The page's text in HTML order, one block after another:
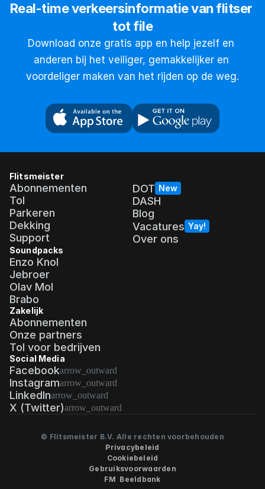
Real-time verkeersinformatie van flitser
tot file
Download onze gratis app en help jezelf en
anderen bij het veiliger, gemakkelijker en
voordeliger maken van het rijden op de weg.
Flitsmeister
Abonnementen
Tol
Parkeren
Dekking
Support
DOT New
DASH
Blog
Vacatures Yay!
Over ons
Soundpacks
Enzo Knol
Jebroer
Olav Mol
Brabo
Zakelijk
Abonnementen
Onze partners
Tol voor bedrijven
Social Media
Facebookarrow_outward
Instagramarrow_outward
LinkedInarrow_outward
X (Twitter)arrow_outward
© Flitsmeister B.V. Alle rechten voorbehouden
Privacybeleid
Cookiebeleid
Gebruiksvoorwaarden
FM  Beeldbank